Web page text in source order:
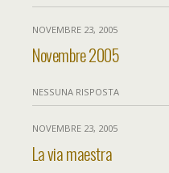
NOVEMBRE 23, 2005
Novembre 2005
NESSUNA RISPOSTA
NOVEMBRE 23, 2005
La via maestra